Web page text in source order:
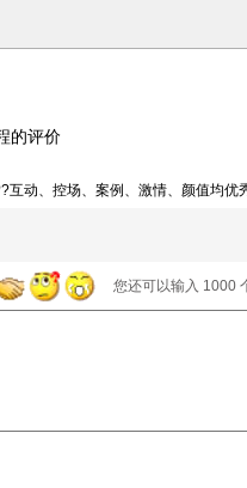
的评价
互动、控场、案例、激情、颜值均优
您还可以输入 1000